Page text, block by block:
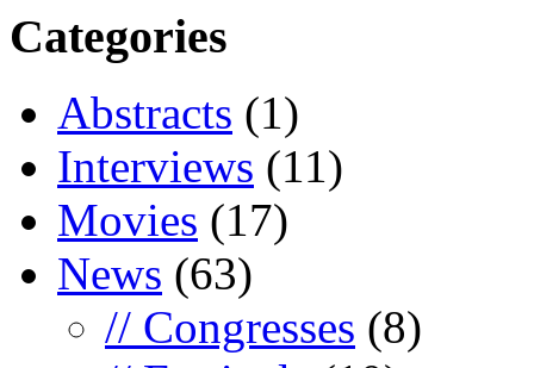
Categories
Abstracts (1)
Interviews (11)
Movies (17)
News (63)
// Congresses (8)